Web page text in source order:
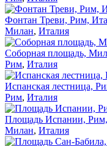
Фонтан Треви, Рим,
Милан, Италия
Соборная площадь,
Рим, Италия
Испанская лестница,
Рим, Италия
Площадь Испании,
Милан, Италия